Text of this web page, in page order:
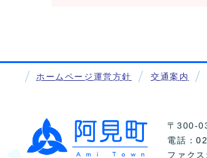
ホームページ運営方針 交通案内
〒300-
電話：
ファク